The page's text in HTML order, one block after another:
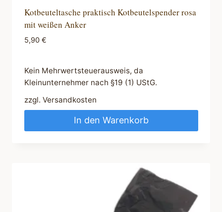
Kotbeuteltasche praktisch Kotbeutelspender rosa
mit weißen Anker
5,90 €
Kein Mehrwertsteuerausweis, da
Kleinunternehmer nach §19 (1) UStG.
zzgl. Versandkosten
In den Warenkorb